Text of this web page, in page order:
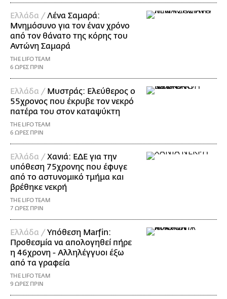
Ελλάδα /Λένα Σαμαρά:
Μνημόσυνο για τον έναν χρόνο
από τον θάνατο της κόρης του
Αντώνη Σαμαρά
THE LIFO TEAM
6 ΩΡΕΣ ΠΡΙΝ
Ελλάδα / Μυστράς: Ελεύθερος ο
55χρονος που έκρυβε τον νεκρό
πατέρα του στον καταψύκτη
THE LIFO TEAM
6 ΩΡΕΣ ΠΡΙΝ
Ελλάδα /Χανιά: ΕΔΕ για την
υπόθεση 75χρονης που έφυγε
από το αστυνομικό τμήμα και
βρέθηκε νεκρή
THE LIFO TEAM
7 ΩΡΕΣ ΠΡΙΝ
Ελλάδα /Υπόθεση Marfin:
Προθεσμία να απολογηθεί πήρε
η 46χρονη - Αλληλέγγυοι έξω
από τα γραφεία
THE LIFO TEAM
9 ΩΡΕΣ ΠΡΙΝ